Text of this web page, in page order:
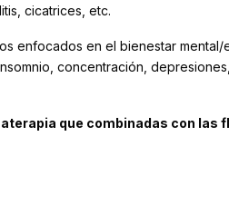
cicatrices, etc.
enfocados en el bienestar
concentración,
que combinadas con